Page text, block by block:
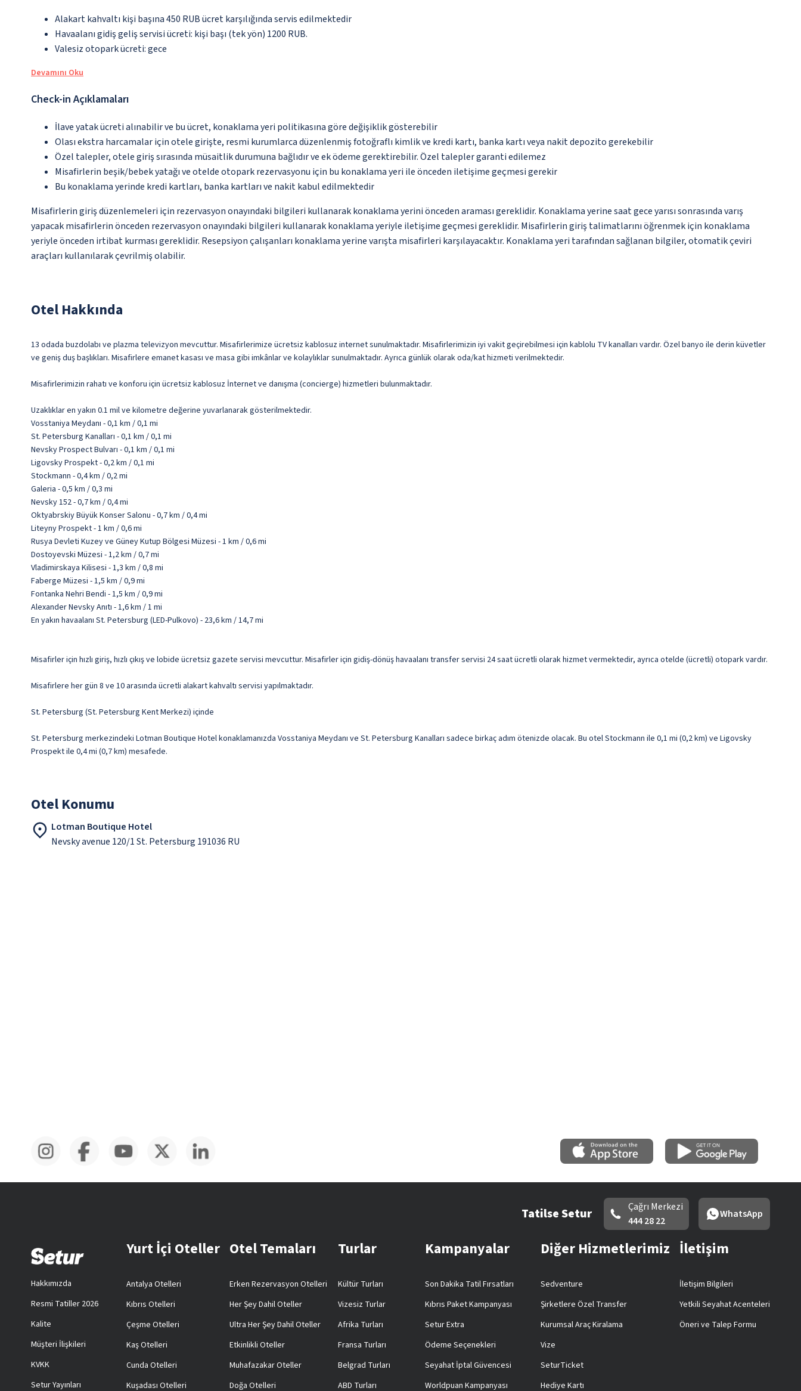
Alakart kahvaltı kişi başına 450 RUB ücret karşılığında servis edilmektedir
Havaalanı gidiş geliş servisi ücreti: kişi başı (tek yön) 1200 RUB.
Valesiz otopark ücreti: gece
Devamını Oku
Check-in Açıklamaları
İlave yatak ücreti alınabilir ve bu ücret, konaklama yeri politikasına göre değişiklik gösterebilir
Olası ekstra harcamalar için otele girişte, resmi kurumlarca düzenlenmiş fotoğraflı kimlik ve kredi kartı, banka kartı veya nakit depozito gerekebilir
Özel talepler, otele giriş sırasında müsaitlik durumuna bağlıdır ve ek ödeme gerektirebilir. Özel talepler garanti edilemez
Misafirlerin beşik/bebek yatağı ve otelde otopark rezervasyonu için bu konaklama yeri ile önceden iletişime geçmesi gerekir
Bu konaklama yerinde kredi kartları, banka kartları ve nakit kabul edilmektedir
Misafirlerin giriş düzenlemeleri için rezervasyon onayındaki bilgileri kullanarak konaklama yerini önceden araması gereklidir. Konaklama yerine saat gece yarısı sonrasında varış
yapacak misafirlerin önceden rezervasyon onayındaki bilgileri kullanarak konaklama yeriyle iletişime geçmesi gereklidir. Misafirlerin giriş talimatlarını öğrenmek için konaklama
yeriyle önceden irtibat kurması gereklidir. Resepsiyon çalışanları konaklama yerine varışta misafirleri karşılayacaktır. Konaklama yeri tarafından sağlanan bilgiler, otomatik çeviri
araçları kullanılarak çevrilmiş olabilir.
Otel Hakkında
13 odada buzdolabı ve plazma televizyon mevcuttur. Misafirlerimize ücretsiz kablosuz internet sunulmaktadır. Misafirlerimizin iyi vakit geçirebilmesi için kablolu TV kanalları vardır. Özel banyo ile derin küvetler
ve geniş duş başlıkları. Misafirlere emanet kasası ve masa gibi imkânlar ve kolaylıklar sunulmaktadır. Ayrıca günlük olarak oda/kat hizmeti verilmektedir.
Misafirlerimizin rahatı ve konforu için ücretsiz kablosuz İnternet ve danışma (concierge) hizmetleri bulunmaktadır.
Uzaklıklar en yakın 0.1 mil ve kilometre değerine yuvarlanarak gösterilmektedir.
Vosstaniya Meydanı - 0,1 km / 0,1 mi
St. Petersburg Kanalları - 0,1 km / 0,1 mi
Nevsky Prospect Bulvarı - 0,1 km / 0,1 mi
Ligovsky Prospekt - 0,2 km / 0,1 mi
Stockmann - 0,4 km / 0,2 mi
Galeria - 0,5 km / 0,3 mi
Nevsky 152 - 0,7 km / 0,4 mi
Oktyabrskiy Büyük Konser Salonu - 0,7 km / 0,4 mi
Liteyny Prospekt - 1 km / 0,6 mi
Rusya Devleti Kuzey ve Güney Kutup Bölgesi Müzesi - 1 km / 0,6 mi
Dostoyevski Müzesi - 1,2 km / 0,7 mi
Vladimirskaya Kilisesi - 1,3 km / 0,8 mi
Faberge Müzesi - 1,5 km / 0,9 mi
Fontanka Nehri Bendi - 1,5 km / 0,9 mi
Alexander Nevsky Anıtı - 1,6 km / 1 mi
En yakın havaalanı St. Petersburg (LED-Pulkovo) - 23,6 km / 14,7 mi
Misafirler için hızlı giriş, hızlı çıkış ve lobide ücretsiz gazete servisi mevcuttur. Misafirler için gidiş-dönüş havaalanı transfer servisi 24 saat ücretli olarak hizmet vermektedir, ayrıca otelde (ücretli) otopark vardır.
Misafirlere her gün 8 ve 10 arasında ücretli alakart kahvaltı servisi yapılmaktadır.
St. Petersburg (St. Petersburg Kent Merkezi) içinde
St. Petersburg merkezindeki Lotman Boutique Hotel konaklamanızda Vosstaniya Meydanı ve St. Petersburg Kanalları sadece birkaç adım ötenizde olacak. Bu otel Stockmann ile 0,1 mi (0,2 km) ve Ligovsky
Prospekt ile 0,4 mi (0,7 km) mesafede.
Otel Konumu
Lotman Boutique Hotel
Nevsky avenue 120/1 St. Petersburg 191036 RU
Tatilse Setur
Çağrı Merkezi
444 28 22
WhatsApp
Hakkımızda
Resmi Tatiller 2026
Kalite
Müşteri İlişkileri
KVKK
Setur Yayınları
Yurt İçi Oteller
Antalya Otelleri
Kıbrıs Otelleri
Çeşme Otelleri
Kaş Otelleri
Cunda Otelleri
Kuşadası Otelleri
Otel Temaları
Erken Rezervasyon Otelleri
Her Şey Dahil Oteller
Ultra Her Şey Dahil Oteller
Etkinlikli Oteller
Muhafazakar Oteller
Doğa Otelleri
Turlar
Kültür Turları
Vizesiz Turlar
Afrika Turları
Fransa Turları
Belgrad Turları
ABD Turları
Kampanyalar
Son Dakika Tatil Fırsatları
Kıbrıs Paket Kampanyası
Setur Extra
Ödeme Seçenekleri
Seyahat İptal Güvencesi
Worldpuan Kampanyası
Diğer Hizmetlerimiz
Sedventure
Şirketlere Özel Transfer
Kurumsal Araç Kiralama
Vize
SeturTicket
Hediye Kartı
İletişim
İletişim Bilgileri
Yetkili Seyahat Acenteleri
Öneri ve Talep Formu